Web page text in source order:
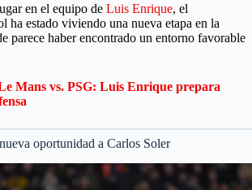
en el equipo de Luis Enrique, el
ha estado viviendo una nueva etapa en la
parece haber encontrado un entorno favorable
Mans vs. PSG: Luis Enrique prepara
oportunidad a Carlos Soler